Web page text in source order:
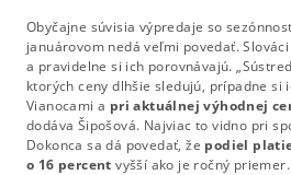
Obyčajne súvisia výpredaje so
januárovom nedá veľmi povedať.
a pravidelne si ich porovnávajú.
ktorých ceny dlhšie sledujú, prípadne si
Vianocami a pri aktuálnej výhodnej
dodáva Šipošová. Najviac to vidno pri
Dokonca sa dá povedať, že podiel
o 16 percent vyšší ako je ročný priemer.